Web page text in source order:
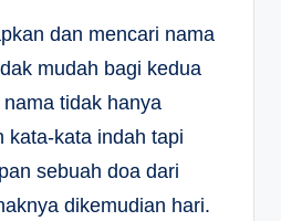
dan mencari nama
mudah bagi kedua
tidak hanya
kata-kata indah tapi
sebuah doa dari
dikemudian hari.